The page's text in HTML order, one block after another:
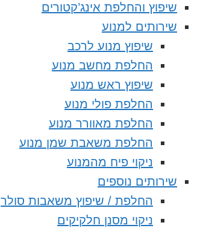
שיפוץ והחלפת אינג’קטורים
שירותים למנוע
שיפוץ מנוע לרכב
החלפת מחשב מנוע
שיפוץ ראש מנוע
החלפת פולי מנוע
החלפת מאוורר מנוע
החלפת משאבת שמן מנוע
ניקוי פיח מהמנוע
שירותים נוספים
החלפת / שיפוץ משאבות סולר
ניקוי מסנן חלקיקים